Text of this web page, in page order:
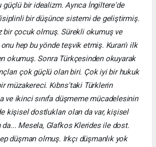
güçlü bir idealizm. Ayrıca İngiltere'de
bir düşünce sistemi de geliştirmiş.
bir çocuk olmuş. Sürekli okumuş ve
onu hep bu yönde teşvik etmiş. Kuran'ı ilk
okumuş. Sonra Türkçesinden okuyarak
çok güçlü olan biri. Çok iyi bir hukuk
müzakereci. Kıbrıs'taki Türklerin
ikinci sınıfa düşmeme mücadelesinin
kişisel dostlukları olan da var, kişisel
da... Mesela, Glafkos Klerides ile dost.
düşman olmuş. Irkçı düşmanlık yok